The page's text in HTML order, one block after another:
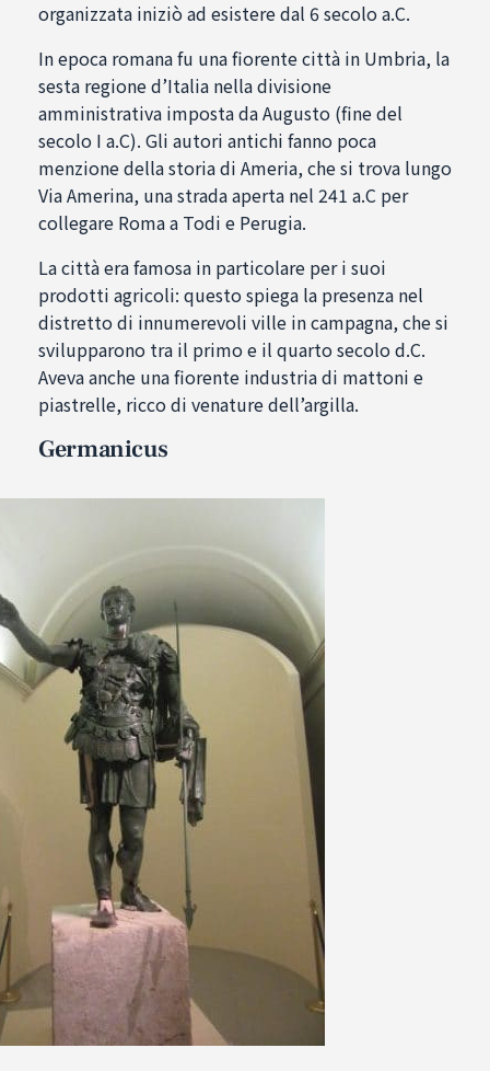
organizzata iniziò ad esistere dal 6 secolo a.C.
In epoca romana fu una fiorente città in Umbria, la
sesta regione d’Italia nella divisione
amministrativa imposta da Augusto (fine del
secolo I a.C). Gli autori antichi fanno poca
menzione della storia di Ameria, che si trova lungo
Via Amerina, una strada aperta nel 241 a.C per
collegare Roma a Todi e Perugia.
La città era famosa in particolare per i suoi
prodotti agricoli: questo spiega la presenza nel
distretto di innumerevoli ville in campagna, che si
svilupparono tra il primo e il quarto secolo d.C.
Aveva anche una fiorente industria di mattoni e
piastrelle, ricco di venature dell’argilla.
Germanicus